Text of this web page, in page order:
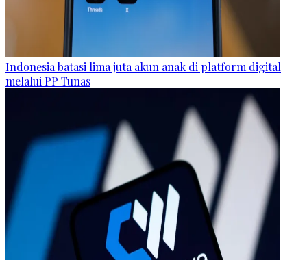
Indonesia batasi lima juta akun anak di platform digital
melalui PP Tunas